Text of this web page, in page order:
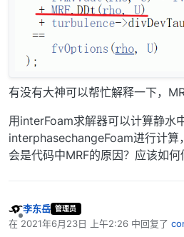
有没有大神可以帮忙解释一下，
用interFoam求解器可以计算静水
interphasechangeFoam进行计算
会是代码中MRF的原因？应该如何
离线
李东岳 管理员
在 2021年6月23日 上午2:26 中回复了
最后由 编辑